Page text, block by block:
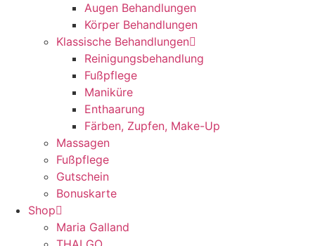
Augen Behandlungen
Körper Behandlungen
Klassische Behandlungen
Reinigungsbehandlung
Fußpflege
Maniküre
Enthaarung
Färben, Zupfen, Make-Up
Massagen
Fußpflege
Gutschein
Bonuskarte
Shop
Maria Galland